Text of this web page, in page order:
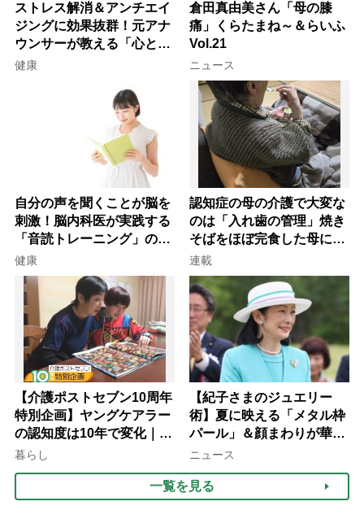
ストレス解消＆アンチエイ
ジングに効果抜群！元アナ
ウンサーが教える「心と体
を元気にする音読の習慣」
健康
倉田真由美さん「母の膝
痛」くらたまね～＆らいふ
Vol.21
ニュース
自分の声を聞くことが脳を
刺激！脳内科医が実践する
「音読トレーニング」の極
意
健康
認知症の母の介護で大変な
のは「入れ歯の管理」焼き
そばをほぼ完食した母に息
子が血の気が引いた理由
連載
【介護ポストセブン10周年
特別企画】ヤングケアラー
の認知度は10年で変化｜流
行語大賞にノミネート、法
暮らし
【紀子さまのジュエリー
術】夏に映える「メタル枠
パール」＆顔まわりが華や
ぐ「揺れる一粒」の使い分
ニュース
一覧を見る